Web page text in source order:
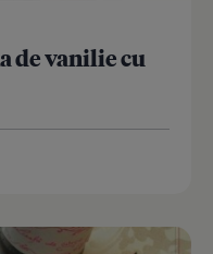
de vanilie cu